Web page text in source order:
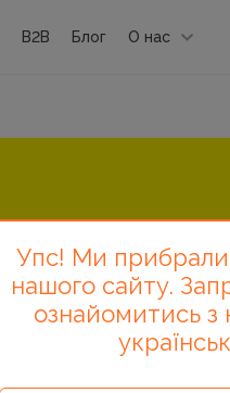
B2B Блог О нас
Упс! Ми прибрали
нашого сайту.
ознайомитись з